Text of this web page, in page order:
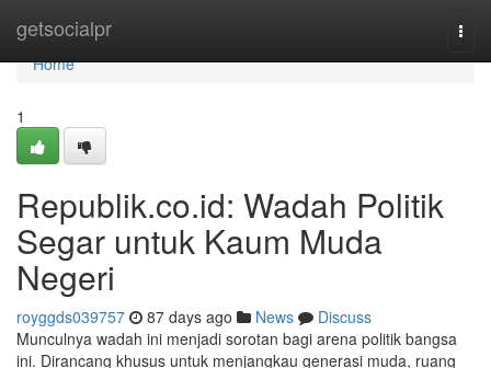
getsocialpr
Home
Home
1
Republik.co.id: Wadah Politik
Segar untuk Kaum Muda
Negeri
royggds039757 87 days ago News
Discuss
Munculnya wadah ini menjadi sorotan bagi arena politik bangsa
ini. Dirancang khusus untuk menjangkau generasi muda, ruang